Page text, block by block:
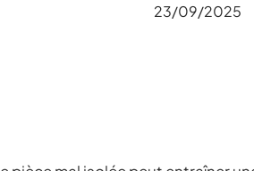
23/09/2025